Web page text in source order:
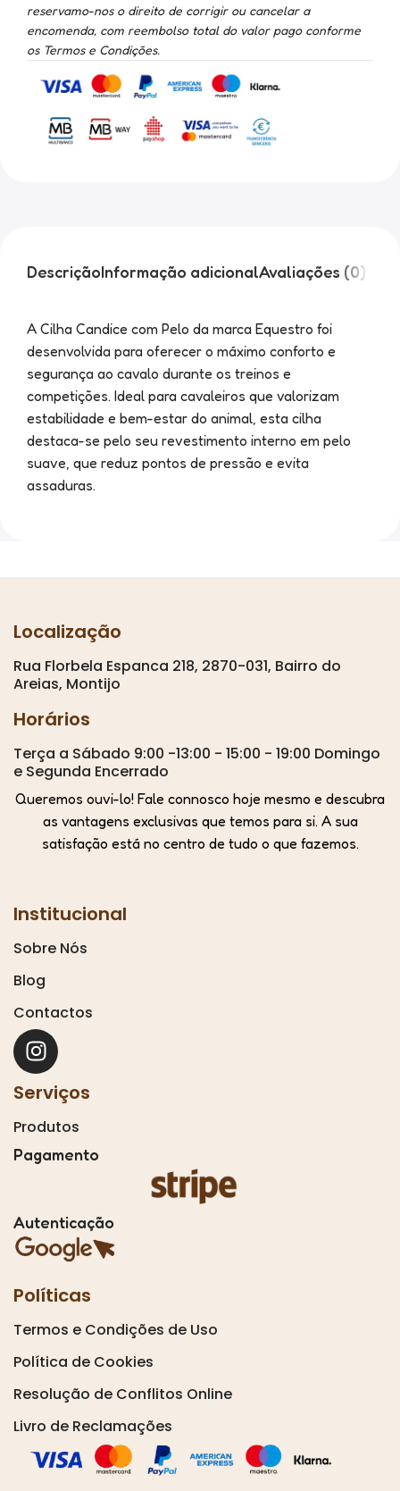
reservamo-nos o direito de corrigir ou cancelar a
encomenda, com reembolso total do valor pago conforme
os Termos e Condições.
DescriçãoInformação adicionalAvaliações (0)
A Cilha Candice com Pelo da marca Equestro foi
desenvolvida para oferecer o máximo conforto e
segurança ao cavalo durante os treinos e
competições. Ideal para cavaleiros que valorizam
estabilidade e bem-estar do animal, esta cilha
destaca-se pelo seu revestimento interno em pelo
suave, que reduz pontos de pressão e evita
assaduras.
Localização
Rua Florbela Espanca 218, 2870-031, Bairro do
Areias, Montijo
Horários
Terça a Sábado 9:00 -13:00 - 15:00 - 19:00 Domingo
e Segunda Encerrado
Queremos ouvi-lo! Fale connosco hoje mesmo e descubra
as vantagens exclusivas que temos para si. A sua
satisfação está no centro de tudo o que fazemos.
Institucional
Sobre Nós
Blog
Contactos
Serviços
Produtos
Pagamento
Autenticação
Políticas
Termos e Condições de Uso
Política de Cookies
Resolução de Conflitos Online
Livro de Reclamações